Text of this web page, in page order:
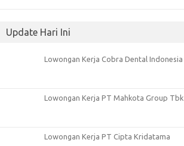
Update Hari Ini
Lowongan Kerja Cobra Dental Indonesia
Lowongan Kerja PT Mahkota Group Tbk
Lowongan Kerja PT Cipta Kridatama